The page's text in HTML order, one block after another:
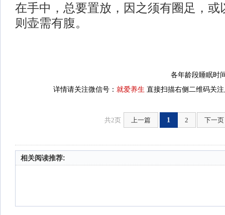
在手中，总要置放，因之须有圈足，或
则壶需有腹。
各年龄段睡眠时
详情请关注微信号： 就爱养生 直接扫描右侧二维码关
共2页 上一篇 1 2 下一页
相关阅读推荐: